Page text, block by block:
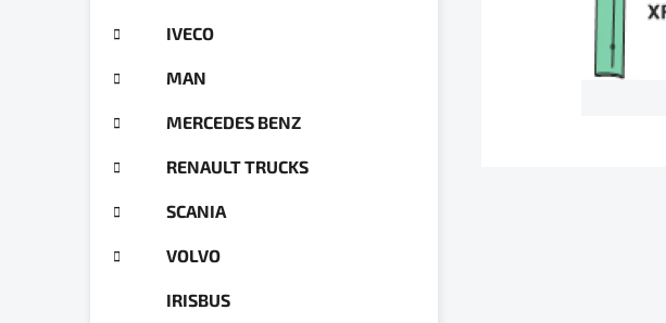
IVECO
MAN
MERCEDES BENZ
RENAULT TRUCKS
SCANIA
VOLVO
IRISBUS